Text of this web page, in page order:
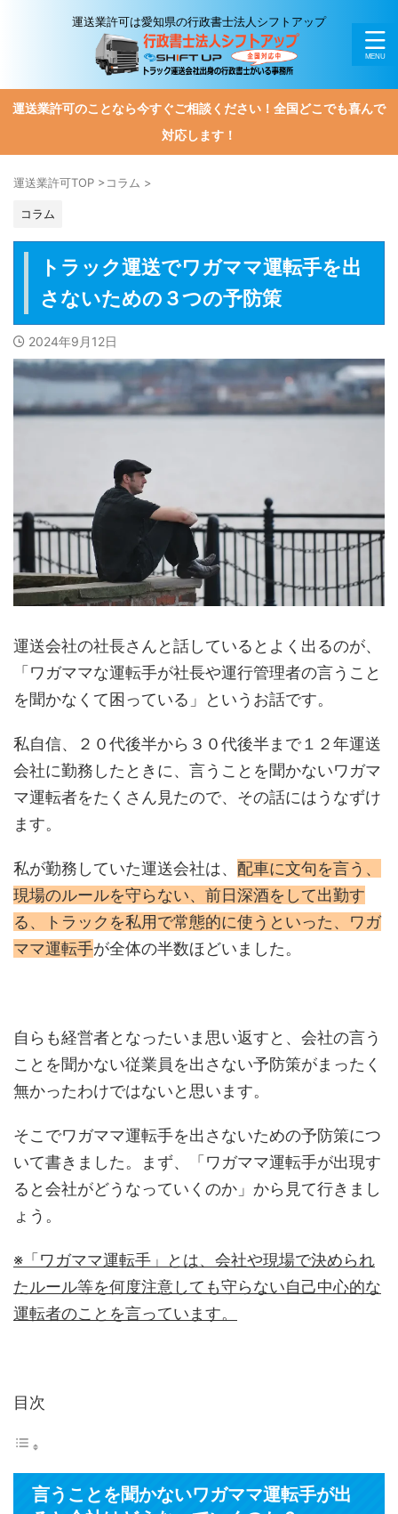
運送業許可は愛知県の行政書士法人シフトアップ
運送業許可のことなら今すぐご相談ください！全国どこでも喜んで
対応します！
運送業許可TOP >コラム >
コラム
トラック運送でワガママ運転手を出
さないための３つの予防策
2024年9月12日
運送会社の社長さんと話しているとよく出るのが、
「ワガママな運転手が社長や運行管理者の言うこと
を聞かなくて困っている」というお話です。
私自信、２０代後半から３０代後半まで１２年運送
会社に勤務したときに、言うことを聞かないワガマ
マ運転者をたくさん見たので、その話にはうなずけ
ます。
私が勤務していた運送会社は、 配車に文句を言う、
現場のルールを守らない、前日深酒をして出勤す
る、トラックを私用で常態的に使うといった、ワガ
ママ運転手が全体の半数ほどいました。
自らも経営者となったいま思い返すと、会社の言う
ことを聞かない従業員を出さない予防策がまったく
無かったわけではないと思います。
そこでワガママ運転手を出さないための予防策につ
いて書きました。まず、「ワガママ運転手が出現す
ると会社がどうなっていくのか」から見て行きまし
ょう。
※「ワガママ運転手」とは、会社や現場で決められ
たルール等を何度注意しても守らない自己中心的な
運転者のことを言っています。
目次
言うことを聞かないワガママ運転手が出